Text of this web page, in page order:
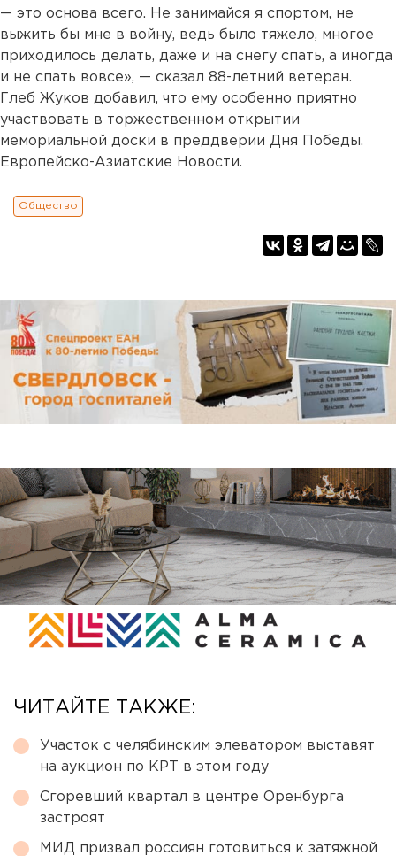
— это основа всего. Не занимайся я спортом, не
выжить бы мне в войну, ведь было тяжело, многое
приходилось делать, даже и на снегу спать, а иногда
и не спать вовсе», — сказал 88-летний ветеран.
Глеб Жуков добавил, что ему особенно приятно
участвовать в торжественном открытии
мемориальной доски в преддверии Дня Победы.
Европейско-Азиатские Новости.
Общество
ЧИТАЙТЕ ТАКЖЕ:
Участок с челябинским элеватором выставят
на аукцион по КРТ в этом году
Сгоревший квартал в центре Оренбурга
застроят
МИД призвал россиян готовиться к затяжной